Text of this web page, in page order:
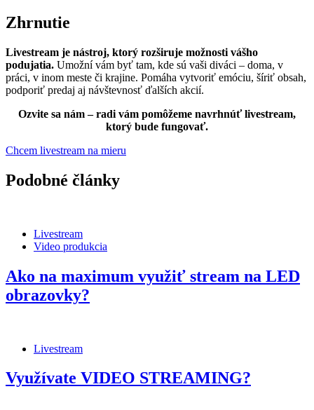
Zhrnutie
Livestream je nástroj, ktorý rozširuje možnosti vášho
podujatia. Umožní vám byť tam, kde sú vaši diváci – doma, v
práci, v inom meste či krajine. Pomáha vytvoriť emóciu, šíriť obsah,
podporiť predaj aj návštevnosť ďalších akcií.
Ozvite sa nám – radi vám pomôžeme navrhnúť livestream,
ktorý bude fungovať.
Chcem livestream na mieru
Podobné články
Livestream
Video produkcia
Ako na maximum využiť stream na LED
obrazovky?
Livestream
Využívate VIDEO STREAMING?